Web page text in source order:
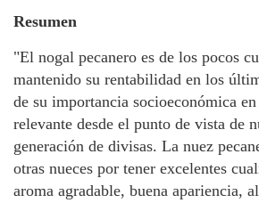
Resumen
"El nogal pecanero es de los pocos
mantenido su rentabilidad en los
de su importancia socioeconómica
relevante desde el punto de vista de
generación de divisas. La nuez
otras nueces por tener excelentes
aroma agradable, buena apariencia,